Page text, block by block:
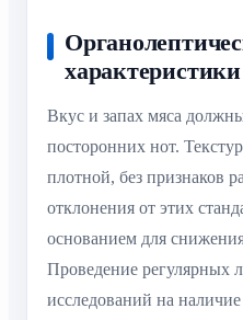
характеристики
Вкус и запах мяса
посторонних нот.
плотной, без признаков
отклонения от этих
основанием для
Проведение регулярных
исследований на